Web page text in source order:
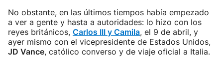
No obstante, en las últimos tiempos había empezado
a ver a gente y hasta a autoridades: lo hizo con los
reyes británicos, Carlos III y Camila, el 9 de abril, y
ayer mismo con el vicepresidente de Estados Unidos,
JD Vance, católico converso y de viaje oficial a Italia.